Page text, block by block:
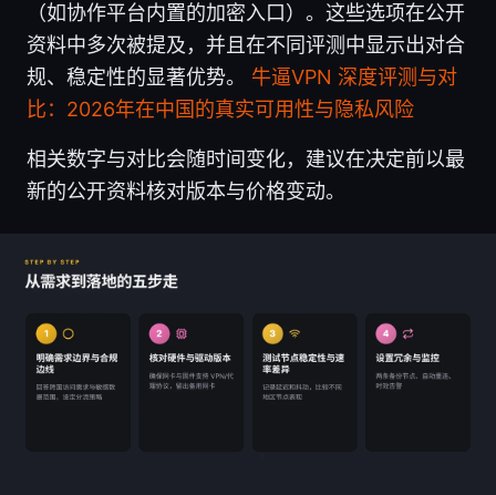
（如协作平台内置的加密入口）。这些选项在公开
资料中多次被提及，并且在不同评测中显示出对合
规、稳定性的显著优势。 牛逼VPN 深度评测与对
比：2026年在中国的真实可用性与隐私风险
相关数字与对比会随时间变化，建议在决定前以最
新的公开资料核对版本与价格变动。